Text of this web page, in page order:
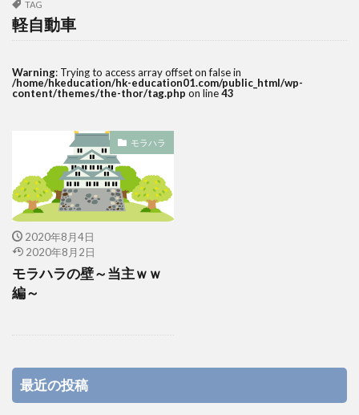
TAG
軽自動車
Warning: Trying to access array offset on false in
/home/hkeducation/hk-education01.com/public_html/wp-
content/themes/the-thor/tag.php on line43
モラハラ
2020年8月4日
2020年8月2日
モラハラの壁～当主ｗｗ
編～
最近の投稿